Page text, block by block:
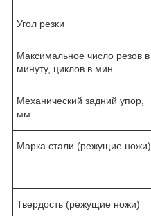
Угол резки
Максимальное число резов в
минуту, циклов в мин
Механический задний упор,
мм
Марка стали (режущие ножи)
Твердость (режущие ножи)